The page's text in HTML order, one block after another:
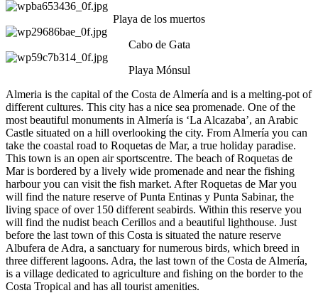
Playa de los muertos
Cabo de Gata
Playa Mónsul
Almeria is the capital of the Costa de Almería and is a melting-pot of
different cultures. This city has a nice sea promenade. One of the
most beautiful monuments in Almería is ‘La Alcazaba’, an Arabic
Castle situated on a hill overlooking the city. From Almería you can
take the coastal road to Roquetas de Mar, a true holiday paradise.
This town is an open air sportscentre. The beach of Roquetas de
Mar is bordered by a lively wide promenade and near the fishing
harbour you can visit the fish market. After Roquetas de Mar you
will find the nature reserve of Punta Entinas y Punta Sabinar, the
living space of over 150 different seabirds. Within this reserve you
will find the nudist beach Cerillos and a beautiful lighthouse. Just
before the last town of this Costa is situated the nature reserve
Albufera de Adra, a sanctuary for numerous birds, which breed in
three different lagoons. Adra, the last town of the Costa de Almería,
is a village dedicated to agriculture and fishing on the border to the
Costa Tropical and has all tourist amenities.